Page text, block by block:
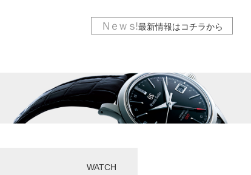
Ｎｅｗｓ!最新情報はコチラから
WATCH